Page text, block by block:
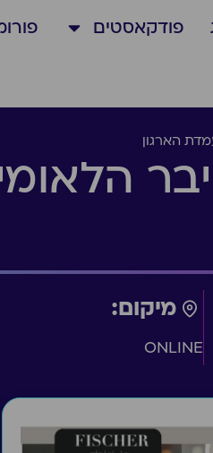
פודקאסטים
הארגון
מיקום:
ONLINE